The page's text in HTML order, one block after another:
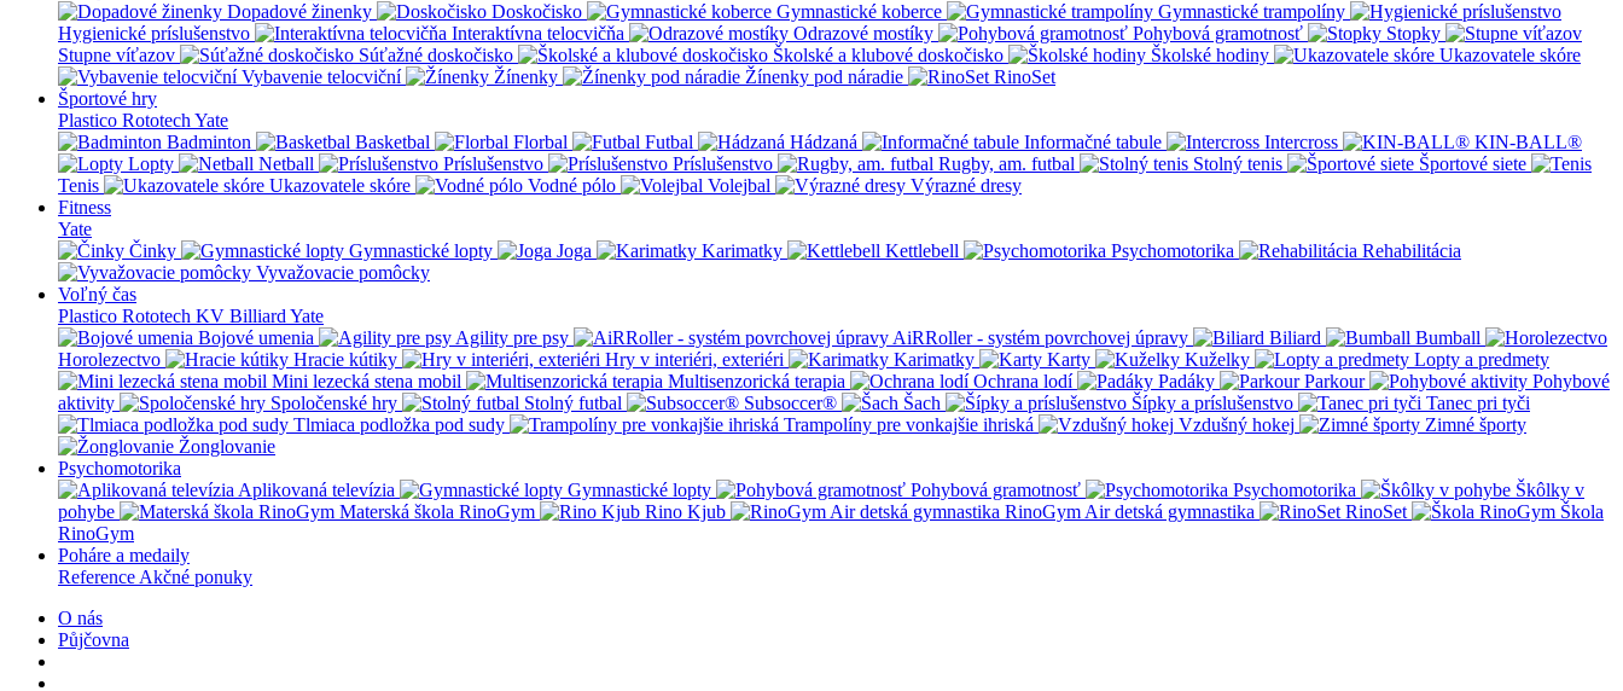
Dopadové žinenky Doskočisko Gymnastické koberce
Gymnastické trampolíny
Hygienické príslušenstvo
Interaktívna telocvičňa Odrazové mostíky Pohybová gramotnosť
Stopky
Stupne víťazov
Súťažné doskočisko Školské a klubové doskočisko Školské hodiny
Ukazovatele skóre
Vybavenie telocviční
Žínenky Žínenky pod náradie
RinoSet
Športové hry
Plastico Rototech Yate
Badminton
Basketbal Florbal Futbal Hádzaná Informačné tabule Intercross
KIN-BALL®
Lopty
Netball Príslušenstvo Príslušenstvo Rugby, am. futbal Stolný tenis
Športové siete
Tenis
Ukazovatele skóre Vodné pólo Volejbal
Výrazné dresy
Fitness
Yate
Činky
Gymnastické lopty Joga Karimatky Kettlebell Psychomotorika
Rehabilitácia
Vyvažovacie pomôcky
Voľný čas
Plastico Rototech KV Billiard Yate
Bojové umenia
Agility pre psy AiRRoller - systém povrchovej úpravy Biliard
Bumball
Horolezectvo
Hracie kútiky Hry v interiéri, exteriéri Karimatky Karty Kuželky
Lopty a predmety
Mini lezecká stena mobil
Multisenzorická terapia Ochrana lodí Padáky Parkour
Pohybové
aktivity
Spoločenské hry Stolný futbal Subsoccer® Šach Šípky a príslušenstvo
Tanec pri tyči
Tlmiaca podložka pod sudy
Trampolíny pre vonkajšie ihriská Vzdušný hokej
Zimné športy
Žonglovanie
Psychomotorika
Aplikovaná televízia
Gymnastické lopty Pohybová gramotnosť Psychomotorika
Škôlky v
pohybe
Materská škola RinoGym Rino Kjub RinoGym Air detská gymnastika RinoSet
Škola
RinoGym
Poháre a medaily
Reference Akčné ponuky
O nás
Půjčovna